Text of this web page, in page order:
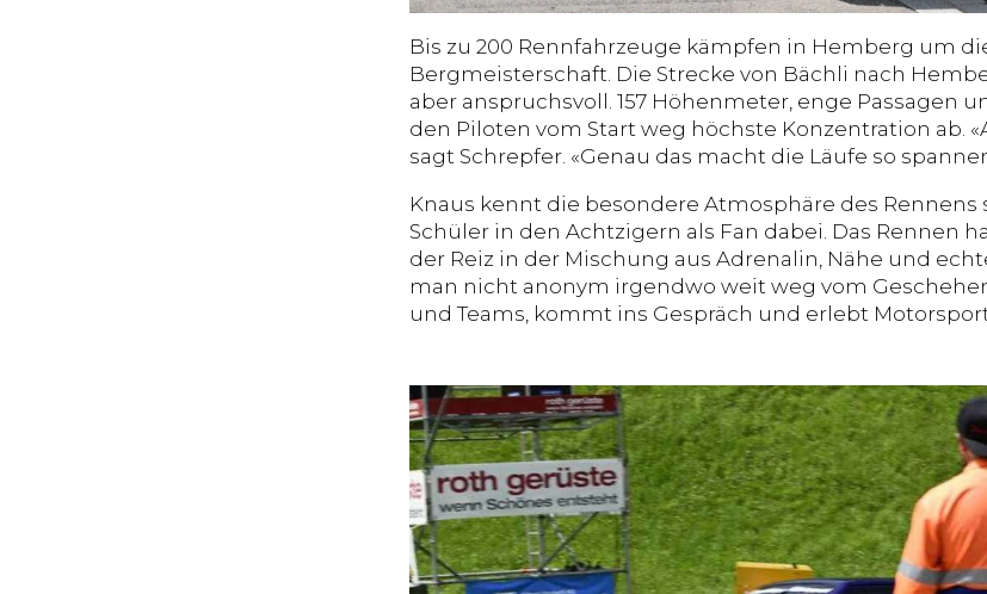
Bis zu 200 Rennfahrzeuge kämpfen in Hemberg um
Bergmeisterschaft. Die Strecke von Bächli nach
aber anspruchsvoll. 157 Höhenmeter, enge Passagen
den Piloten vom Start weg höchste Konzentration ab.
sagt Schrepfer. «Genau das macht die Läufe so
Knaus kennt die besondere Atmosphäre des Rennens
Schüler in den Achtzigern als Fan dabei. Das Rennen
der Reiz in der Mischung aus Adrenalin, Nähe und
man nicht anonym irgendwo weit weg vom
und Teams, kommt ins Gespräch und erlebt